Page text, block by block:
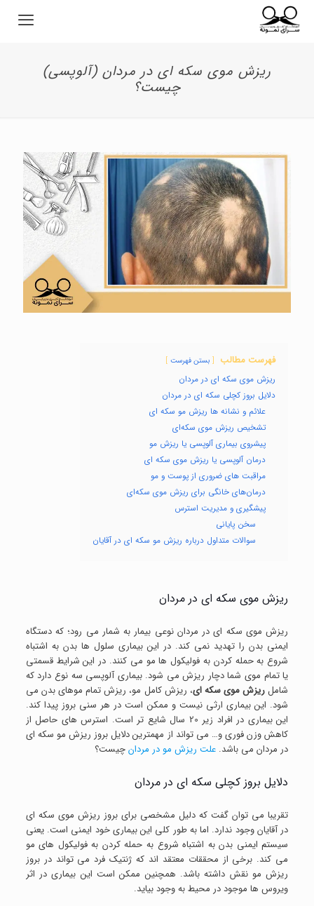
ریزش موی سکه ای در مردان (آلوپسی)
چیست؟
فهرست مطالب بستن فهرست
ریزش موی سکه ای در مردان
دلایل بروز کچلی سکه ای در مردان
علائم و نشانه ها ریزش مو سکه ای
تشخیص ریزش موی سکه‌ای
پیشروی بیماری آلوپسی یا ریزش مو
درمان آلوپسی یا ریزش موی سکه ای
مراقبت های ضروری از پوست و مو
درمان‌های خانگی برای ریزش موی سکه‌ای
پیشگیری و مدیریت استرس
سخن پایانی
سوالات متداول درباره ریزش مو سکه ای در آقایان
ریزش موی سکه ای در مردان
ریزش موی سکه ای در مردان نوعی بیمار به شمار می رود؛ که دستگاه
ایمنی بدن را تهدید نمی کند. در این بیماری سلول ها بدن به اشتباه
شروع به حمله کردن به فولیکول ها مو می کنند. در این شرایط قسمتی
یا تمام موی شما دچار ریزش می شود. بیماری آلوپسی سه نوع دارد که
شامل ریزش موی سکه ای، ریزش کامل مو، ریزش تمام موهای بدن می
شود. این بیماری ارثی نیست و ممکن است در هر سنی بروز پیدا کند.
این بیماری در افراد زیر 20 سال شایع تر است. استرس های حاصل از
کاهش وزن فوری و… می تواند از مهمترین دلایل بروز ریزش مو سکه ای
در مردان می باشد. علت ریزش مو در مردانچیست؟
دلایل بروز کچلی سکه ای در مردان
تقریبا می توان گفت که دلیل مشخصی برای بروز ریزش موی سکه ای
در آقایان وجود ندارد. اما به طور کلی این بیماری خود ایمنی است. یعنی
سیستم ایمنی بدن به اشتباه شروع به حمله کردن به فولیکول های مو
می کند. برخی از محققات معتقد اند که ژنتیک فرد می تواند در بروز
ریزش مو نقش داشته باشد. همچنین ممکن است این بیماری در اثر
ویروس ها موجود در محیط به وجود بیاید.